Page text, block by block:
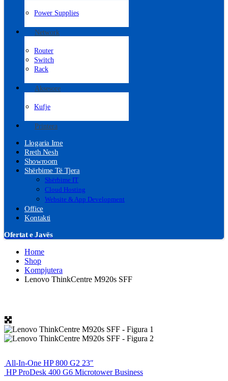
Power Supplies
Network
Router
Switch
Rack
Aksesore
Kufje
Printera
Llogaria Ime
Rreth Nesh
Showroom
Shërbime Të Tjera
Shërbime IT
Cloud Hosting
Website & App Development
Office
Kontakti
Ofertat e Javës
Home
Shop
Kompjutera
Lenovo ThinkCentre M920s SFF
All-In-One HP 800 G2 23″
HP ProDesk 400 G6 Microtower Business